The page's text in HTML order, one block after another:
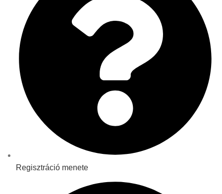
Regisztráció menete